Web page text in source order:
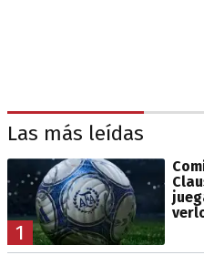
Las más leídas
1